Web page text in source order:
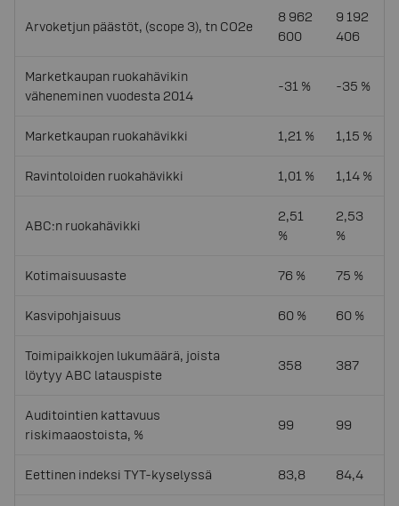
Arvoketjun päästöt, (scope 3), tn CO2e
8 962
600
9 192
406
Marketkaupan ruokahävikin
väheneminen vuodesta 2014
-31 % -35 %
Marketkaupan ruokahävikki 1,21 % 1,15 %
Ravintoloiden ruokahävikki 1,01 % 1,14 %
ABC:n ruokahävikki
2,51
%
2,53
%
Kotimaisuusaste 76 % 75 %
Kasvipohjaisuus 60 % 60 %
Toimipaikkojen lukumäärä, joista
löytyy ABC latauspiste
358 387
Auditointien kattavuus
riskimaaostoista, %
99 99
Eettinen indeksi TYT-kyselyssä 83,8 84,4